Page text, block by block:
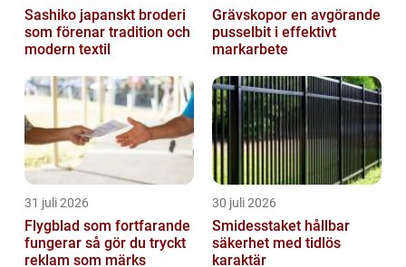
Sashiko japanskt broderi
som förenar tradition och
modern textil
Grävskopor en avgörande
pusselbit i effektivt
markarbete
31 juli 2026
Flygblad som fortfarande
fungerar så gör du tryckt
reklam som märks
30 juli 2026
Smidesstaket hållbar
säkerhet med tidlös
karaktär